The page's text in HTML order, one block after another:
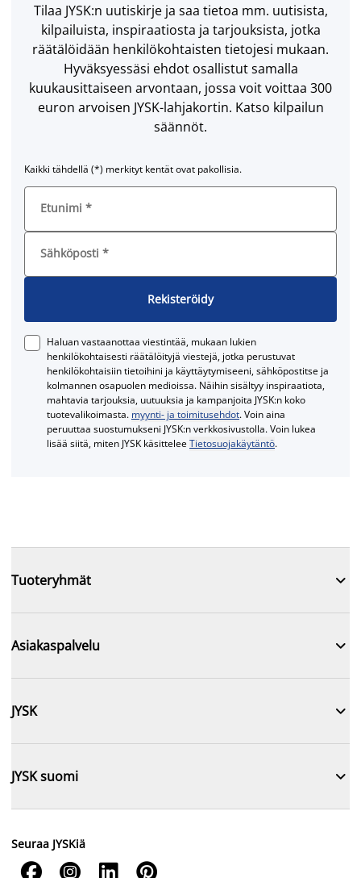
Tilaa JYSK:n uutiskirje ja saa tietoa mm. uutisista,
kilpailuista, inspiraatiosta ja tarjouksista, jotka
räätälöidään henkilökohtaisten tietojesi mukaan.
Hyväksyessäsi ehdot osallistut samalla
kuukausittaiseen arvontaan, jossa voit voittaa 300
euron arvoisen JYSK-lahjakortin. Katso kilpailun
säännöt.
Kaikki tähdellä (*) merkityt kentät ovat pakollisia.
Etunimi *
Sähköposti *
Rekisteröidy
Haluan vastaanottaa viestintää, mukaan lukien
henkilökohtaisesti räätälöityjä viestejä, jotka perustuvat
henkilökohtaisiin tietoihini ja käyttäytymiseeni, sähköpostitse ja
kolmannen osapuolen medioissa. Näihin sisältyy inspiraatiota,
mahtavia tarjouksia, uutuuksia ja kampanjoita JYSK:n koko
tuotevalikoimasta. myynti- ja toimitusehdot. Voin aina
peruuttaa suostumukseni JYSK:n verkkosivustolla. Voin lukea
lisää siitä, miten JYSK käsitteleeTietosuojakäytäntö.
Tuoteryhmät 
Asiakaspalvelu 
JYSK 
JYSK suomi 
Seuraa JYSKiä
   